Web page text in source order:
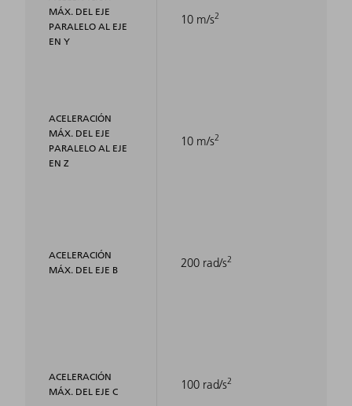
MÁX. DEL EJE
PARALELO AL EJE
EN Y
ACELERACIÓN
MÁX. DEL EJE
PARALELO AL EJE
EN Z
ACELERACIÓN
MÁX. DEL EJE B
ACELERACIÓN
MÁX. DEL EJE C
10 m/s2
10 m/s2
200 rad/s2
100 rad/s2